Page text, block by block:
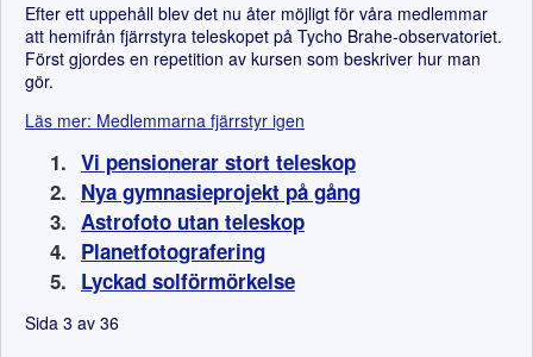
Efter ett uppehåll blev det nu åter möjligt för våra medlemmar
att hemifrån fjärrstyra teleskopet på Tycho Brahe-observatoriet.
Först gjordes en repetition av kursen som beskriver hur man
gör.
Läs mer: Medlemmarna fjärrstyr igen
Vi pensionerar stort teleskop
Nya gymnasieprojekt på gång
Astrofoto utan teleskop
Planetfotografering
Lyckad solförmörkelse
Sida 3 av 36